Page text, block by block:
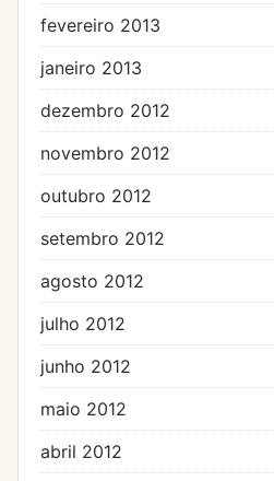
fevereiro 2013
janeiro 2013
dezembro 2012
novembro 2012
outubro 2012
setembro 2012
agosto 2012
julho 2012
junho 2012
maio 2012
abril 2012